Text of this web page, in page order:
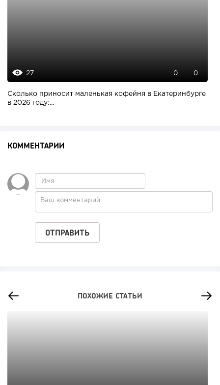
27 0 0
Сколько приносит маленькая кофейня в Екатеринбурге
в 2026 году:...
КОММЕНТАРИИ
ПОХОЖИЕ СТАТЬИ